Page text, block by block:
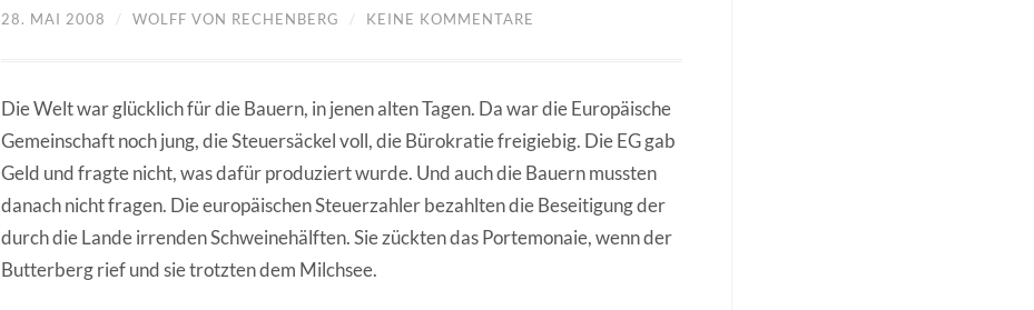
28. MAI 2008 / WOLFF VON RECHENBERG / KEINE KOMMENTARE
Die Welt war glücklich für die Bauern, in jenen alten Tagen. Da war die Europäische
Gemeinschaft noch jung, die Steuersäckel voll, die Bürokratie freigiebig. Die EG gab
Geld und fragte nicht, was dafür produziert wurde. Und auch die Bauern mussten
danach nicht fragen. Die europäischen Steuerzahler bezahlten die Beseitigung der
durch die Lande irrenden Schweinehälften. Sie zückten das Portemonaie, wenn der
Butterberg rief und sie trotzten dem Milchsee.